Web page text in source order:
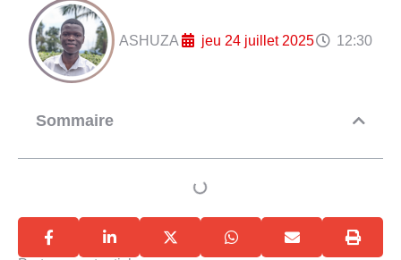
ASHUZA jeu 24 juillet 2025 12:30
Sommaire